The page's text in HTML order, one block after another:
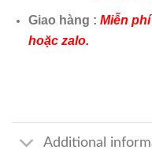
Giao hàng : Miễn
hoặc zalo.
Additional